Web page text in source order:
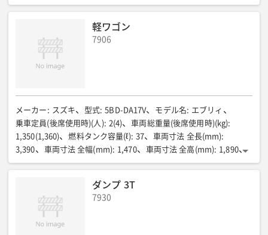
車両寸法 全高(mm): 2,700 荷台寸法 全長(mm): 3,700
5,745 燃料タンク容量(ℓ)
軽ワゴン
7906
メーカー : スズキ 型式: 5BD-DA17V モデル名: エブリィ
乗車定員(後席使用時)(人): 2(4) 車両総重量(後席使用時)(kg):
1,350(1,360)
燃料タンク容量(ℓ): 37 車両寸法 全長(mm):
3,390
車両寸法 全幅(mm): 1,470 車両寸法 全高(mm): 1,890
駆動方式: 2WD/4WD
ダンプ 3T
7930